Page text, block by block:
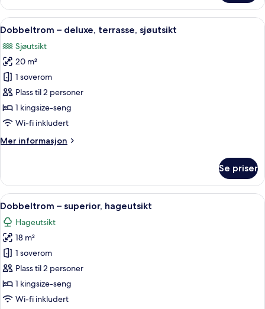
–
superior,
balkong,
Åpne
alle
bildene
av
Dobbeltrom
–
deluxe,
terrasse,
Dobbeltrom – deluxe, terrasse,
35
Dobbeltrom – deluxe, terrasse, sjøutsikt
Sjøutsikt
20 m²
1 soverom
Plass til 2 personer
1 kingsize-seng
Wi-fi inkludert
Mer informasjon
Mer
–
deluxe,
terrasse,
Se priser
Åpne
alle
bildene
av
Dobbeltrom
–
superior,
hageutsikt
Dobbeltrom – superior, hageutsikt |
6
Dobbeltrom – superior, hageutsikt
Hageutsikt
18 m²
1 soverom
Plass til 2 personer
1 kingsize-seng
Wi-fi inkludert